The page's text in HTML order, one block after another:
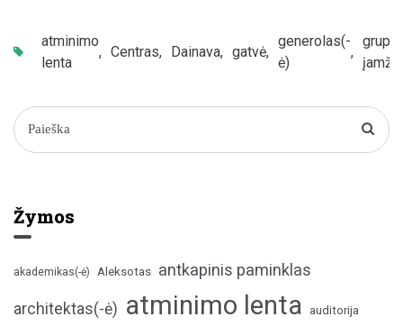
atminimo
lenta
, Centras, Dainava, gatvė,
generolas(-
ė)
,
Žymos
akademikas(-ė) Aleksotas antkapinis paminklas
architektas(-ė) atminimo lenta auditorija